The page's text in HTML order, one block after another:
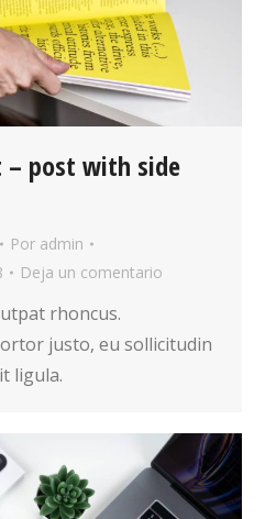
– post with side
Por admin
Deja un comentario
rhoncus.
justo, eu sollicitudin
ligula.